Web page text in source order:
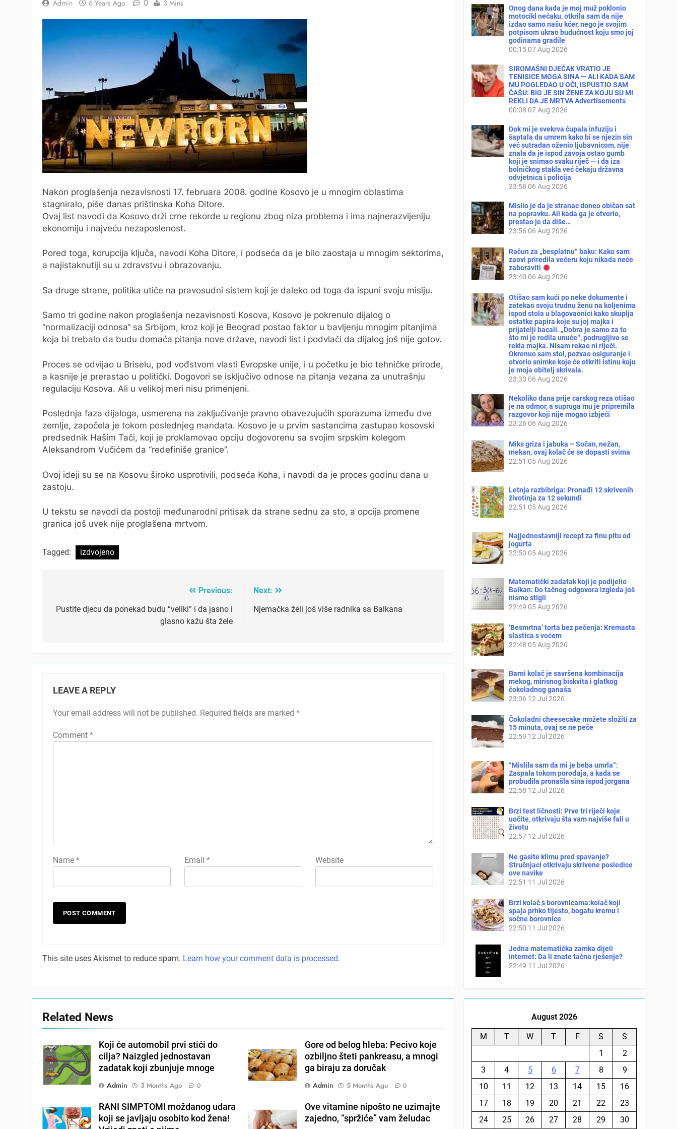
Admin 6 Years Ago 0 3 Mins
Nakon proglašenja nezavisnosti 17. februara 2008. godine Kosovo je u mnogim oblastima
stagniralo, piše danas prištinska Koha Ditore.
Ovaj list navodi da Kosovo drži crne rekorde u regionu zbog niza problema i ima najnerazvijeniju
ekonomiju i najveću nezaposlenost.
Pored toga, korupcija ključa, navodi Koha Ditore, i podseća da je bilo zaostaja u mnogim sektorima,
a najistaknutiji su u zdravstvu i obrazovanju.
Sa druge strane, politika utiče na pravosudni sistem koji je daleko od toga da ispuni svoju misiju.
Samo tri godine nakon proglašenja nezavisnosti Kosova, Kosovo je pokrenulo dijalog o
“normalizaciji odnosa“ sa Srbijom, kroz koji je Beograd postao faktor u bavljenju mnogim pitanjima
koja bi trebalo da budu domaća pitanja nove države, navodi list i podvlači da dijalog još nije gotov.
Proces se odvijao u Briselu, pod vođstvom vlasti Evropske unije, i u početku je bio tehničke prirode,
a kasnije je prerastao u politički. Dogovori se isključivo odnose na pitanja vezana za unutrašnju
regulaciju Kosova. Ali u velikoj meri nisu primenjeni.
Poslednja faza dijaloga, usmerena na zaključivanje pravno obavezujućih sporazuma između dve
zemlje, započela je tokom poslednjeg mandata. Kosovo je u prvim sastancima zastupao kosovski
predsednik Hašim Tači, koji je proklamovao opciju dogovorenu sa svojim srpskim kolegom
Aleksandrom Vučićem da “redefiniše granice”.
Ovoj ideji su se na Kosovu široko usprotivili, podseća Koha, i navodi da je proces godinu dana u
zastoju.
U tekstu se navodi da postoji međunarodni pritisak da strane sednu za sto, a opcija promene
granica još uvek nije proglašena mrtvom.
Tagged: izdvojeno
navigation
Previous:
Pustite djecu da ponekad budu “veliki” i da jasno i
glasno kažu šta žele
Next:
Njemačka želi još više radnika sa Balkana
LEAVE A REPLY
Your email address will not be published. Required fields are marked *
Comment *
Name * Email * Website
This site uses Akismet to reduce spam. Learn how your comment data is processed.
Related News
Koji će automobil prvi stići do
cilja? Naizgled jednostavan
zadatak koji zbunjuje mnoge
Admin
3 Months Ago 0
Gore od belog hleba: Pecivo koje
ozbiljno šteti pankreasu, a mnogi
ga biraju za doručak
Admin
5 Months Ago 0
RANI SIMPTOMI moždanog udara
koji se javljaju osobito kod žena!
Ove vitamine nipošto ne uzimajte
zajedno, “spržiće” vam želudac
Onog dana kada je moj muž poklonio
motocikl nećaku, otkrila sam da nije
izdao samo našu kćer, nego je svojim
potpisom ukrao budućnost koju smo joj
godinama gradile
00:15 07 Aug 2026
SIROMAŠNI DJEČAK VRATIO JE
TENISICE MOGA SINA — ALI KADA SAM
MU POGLEDAO U OČI, ISPUSTIO SAM
ČAŠU: BIO JE SIN ŽENE ZA KOJU SU MI
REKLI DA JE MRTVA Advertisements
00:08 07 Aug 2026
Dok mi je svekrva čupala infuziju i
šaptala da umrem kako bi se njezin sin
već sutradan oženio ljubavnicom, nije
znala da je ispod zavoja ostao gumb
koji je snimao svaku riječ — i da iza
bolničkog stakla već čekaju državna
odvjetnica i policija
23:58 06 Aug 2026
Mislio je da je stranac doneo običan sat
na popravku. Ali kada ga je otvorio,
prestao je da diše…
23:56 06 Aug 2026
Račun za „besplatnu“ baku: Kako sam
zaovi priredila večeru koju nikada neće
zaboraviti
23:40 06 Aug 2026
Otišao sam kući po neke dokumente i
zatekao svoju trudnu ženu na koljenima
ispod stola u blagovaonici kako skuplja
ostatke papira koje su joj majka i
prijatelji bacali. „Dobra je samo za to
što mi je rodila unuče“, podrugljivo se
rekla majka. Nisam rekao ni riječi.
Okrenuo sam stol, pozvao osiguranje i
otvorio snimke koje će otkriti istinu koju
je moja obitelj skrivala.
23:30 06 Aug 2026
Nekoliko dana prije carskog reza otišao
je na odmor, a supruga mu je pripremila
razgovor koji nije mogao izbjeći
23:26 06 Aug 2026
Miks griza i jabuka – Sočan, nežan,
mekan, ovaj kolač će se dopasti svima
22:51 05 Aug 2026
Letnja razbibriga: Pronađi 12 skrivenih
životinja za 12 sekundi
22:51 05 Aug 2026
Najjednostavniji recept za finu pitu od
jogurta
22:50 05 Aug 2026
Matematički zadatak koji je podijelio
Balkan: Do tačnog odgovora izgleda još
nismo stigli
22:49 05 Aug 2026
‘Besmrtna’ torta bez pečenja: Kremasta
slastica s voćem
22:48 05 Aug 2026
Barni kolač je savršena kombinacija
mekog, mirisnog biskvita i glatkog
čokoladnog ganaša
23:06 12 Jul 2026
Čokoladni cheesecake možete složiti za
15 minuta, ovaj se ne peče
22:59 12 Jul 2026
“Mislila sam da mi je beba umrla”:
Zaspala tokom porođaja, a kada se
probudila pronašla sina ispod jorgana
22:58 12 Jul 2026
Brzi test ličnosti: Prve tri riječi koje
uočite, otkrivaju šta vam najviše fali u
životu
22:57 12 Jul 2026
Ne gasite klimu pred spavanje?
Stručnjaci otkrivaju skrivene posledice
ove navike
22:51 11 Jul 2026
Brzi kolač s borovnicama:kolač koji
spaja prhko tijesto, bogatu kremu i
sočne borovnice
22:50 11 Jul 2026
Jedna matematička zamka dijeli
internet: Da li znate tačno rješenje?
22:49 11 Jul 2026
August 2026
M T W T F S
S
1
2
3
4 5 6 7 8
9
10
11 12 13 14 15
16
17
18 19 20 21 22
23
24
25 26 27 28 29 30